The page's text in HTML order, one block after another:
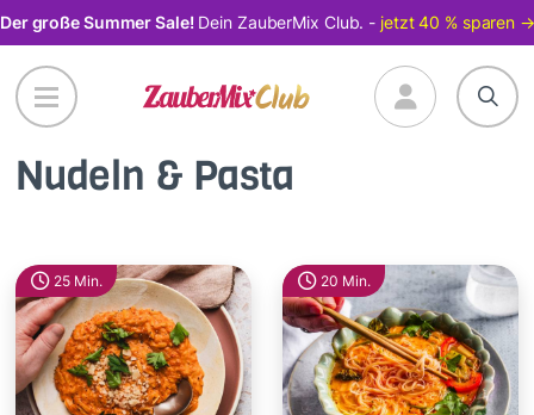
Direkt
zum
Inhalt
Der große Summer Sale! Dein ZauberMix Club. - jetzt 40 % sparen →
Nudeln & Pasta
25 Min. 20 Min.